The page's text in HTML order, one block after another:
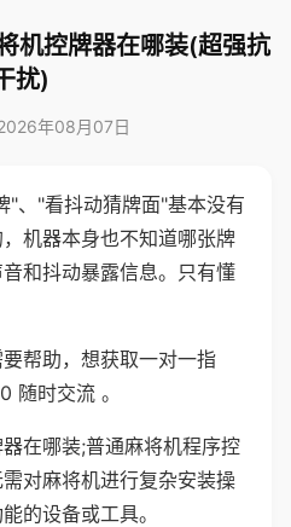
机控牌器在哪装(超强抗
扰)
年08月07日
"、"看抖动猜牌面"基本没有
机器本身也不知道哪张牌
和抖动暴露信息。只有懂
帮助，想获取一对一指
随时交流 。
在哪装;普通麻将机程序控
对麻将机进行复杂安装操
的设备或工具。